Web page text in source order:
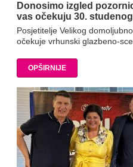
Donosimo izgled
vas očekuju 30.
Posjetitelje Velikog
očekuje vrhunski glazbeno-
OPŠIRNIJE